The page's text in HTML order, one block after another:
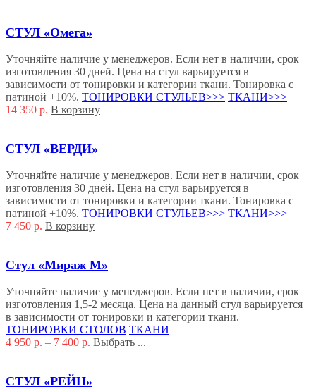
СТУЛ «Омега»
Уточняйте наличие у менеджеров. Если нет в наличии, срок
изготовления 30 дней. Цена на стул варьируется в
зависимости от тонировки и категории ткани. Тонировка с
патиной +10%. ТОНИРОВКИ СТУЛЬЕВ>>> ТКАНИ>>>
14 350 р. В корзину
СТУЛ «ВЕРДИ»
Уточняйте наличие у менеджеров. Если нет в наличии, срок
изготовления 30 дней. Цена на стул варьируется в
зависимости от тонировки и категории ткани. Тонировка с
патиной +10%. ТОНИРОВКИ СТУЛЬЕВ>>> ТКАНИ>>>
7 450 р. В корзину
Стул «Мираж М»
Уточняйте наличие у менеджеров. Если нет в наличии, срок
изготовления 1,5-2 месяца. Цена на данный стул варьируется
в зависимости от тонировки и категории ткани.
ТОНИРОВКИ СТОЛОВ ТКАНИ
4 950 р. – 7 400 р. Выбрать ...
СТУЛ «РЕЙН»